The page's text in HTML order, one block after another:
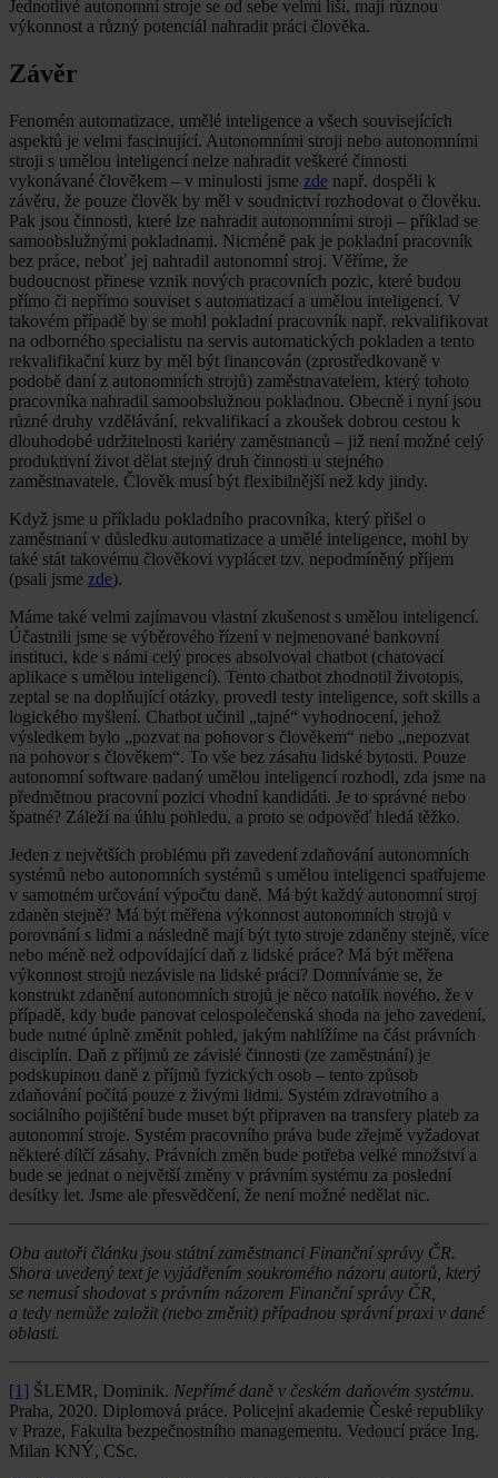
Jednotlivé autonomní stroje se od sebe velmi liší, mají různou
výkonnost a různý potenciál nahradit práci člověka.
Závěr
Fenomén automatizace, umělé inteligence a všech souvisejících
aspektů je velmi fascinující. Autonomními stroji nebo autonomními
stroji s umělou inteligencí nelze nahradit veškeré činnosti
vykonávané člověkem – v minulosti jsme zde např. dospěli k
závěru, že pouze člověk by měl v soudnictví rozhodovat o člověku.
Pak jsou činnosti, které lze nahradit autonomními stroji – příklad se
samoobslužnými pokladnami. Nicméně pak je pokladní pracovník
bez práce, neboť jej nahradil autonomní stroj. Věříme, že
budoucnost přinese vznik nových pracovních pozic, které budou
přímo či nepřímo souviset s automatizací a umělou inteligencí. V
takovém případě by se mohl pokladní pracovník např. rekvalifikovat
na odborného specialistu na servis automatických pokladen a tento
rekvalifikační kurz by měl být financován (zprostředkovaně v
podobě daní z autonomních strojů) zaměstnavatelem, který tohoto
pracovníka nahradil samoobslužnou pokladnou. Obecně i nyní jsou
různé druhy vzdělávání, rekvalifikací a zkoušek dobrou cestou k
dlouhodobé udržitelnosti kariéry zaměstnanců – již není možné celý
produktivní život dělat stejný druh činnosti u stejného
zaměstnavatele. Člověk musí být flexibilnější než kdy jindy.
Když jsme u příkladu pokladního pracovníka, který přišel o
zaměstnaní v důsledku automatizace a umělé inteligence, mohl by
také stát takovému člověkovi vyplácet tzv. nepodmíněný příjem
(psali jsme zde).
Máme také velmi zajímavou vlastní zkušenost s umělou inteligencí.
Účastnili jsme se výběrového řízení v nejmenované bankovní
instituci, kde s námi celý proces absolvoval chatbot (chatovací
aplikace s umělou inteligencí). Tento chatbot zhodnotil životopis,
zeptal se na doplňující otázky, provedl testy inteligence, soft skills a
logického myšlení. Chatbot učinil „tajné“ vyhodnocení, jehož
výsledkem bylo „pozvat na pohovor s člověkem“ nebo „nepozvat
na pohovor s člověkem“. To vše bez zásahu lidské bytosti. Pouze
autonomní software nadaný umělou inteligencí rozhodl, zda jsme na
předmětnou pracovní pozici vhodní kandidáti. Je to správné nebo
špatné? Záleží na úhlu pohledu, a proto se odpověď hledá těžko.
Jeden z největších problému při zavedení zdaňování autonomních
systémů nebo autonomních systémů s umělou inteligenci spatřujeme
v samotném určování výpočtu daně. Má být každý autonomní stroj
zdaněn stejně? Má být měřena výkonnost autonomních strojů v
porovnání s lidmi a následně mají být tyto stroje zdaněny stejně, více
nebo méně než odpovídající daň z lidské práce? Má být měřena
výkonnost strojů nezávisle na lidské práci? Domníváme se, že
konstrukt zdanění autonomních strojů je něco natolik nového, že v
případě, kdy bude panovat celospolečenská shoda na jeho zavedení,
bude nutné úplně změnit pohled, jakým nahlížíme na část právních
disciplín. Daň z příjmů ze závislé činnosti (ze zaměstnání) je
podskupinou daně z příjmů fyzických osob – tento způsob
zdaňování počítá pouze z živými lidmi. Systém zdravotního a
sociálního pojištění bude muset být připraven na transfery plateb za
autonomní stroje. Systém pracovního práva bude zřejmě vyžadovat
některé dílčí zásahy. Právních změn bude potřeba velké množství a
bude se jednat o největší změny v právním systému za poslední
desítky let. Jsme ale přesvědčení, že není možné nedělat nic.
Oba autoři článku jsou státní zaměstnanci Finanční správy ČR.
Shora uvedený text je vyjádřením soukromého názoru autorů, který
se nemusí shodovat s právním názorem Finanční správy ČR,
a tedy nemůže založit (nebo změnit) případnou správní praxi v dané
oblasti.
[1] ŠLEMR, Dominik. Nepřímé daně v českém daňovém systému.
Praha, 2020. Diplomová práce. Policejní akademie České republiky
v Praze, Fakulta bezpečnostního managementu. Vedoucí práce Ing.
Milan KNÝ, CSc.